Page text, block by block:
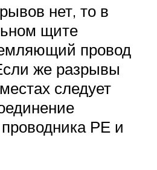
нет, то в
щите
провод
же разрывы
следует
РЕ и